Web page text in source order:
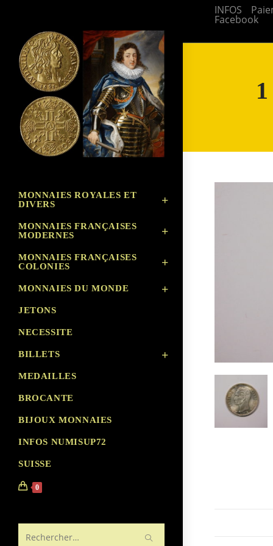
INFOS
Facebook
MONNAIES ROYALES ET
DIVERS
MONNAIES FRANÇAISES
MODERNES
MONNAIES FRANÇAISES
COLONIES
MONNAIES DU MONDE
JETONS
NECESSITE
BILLETS
MEDAILLES
BROCANTE
BIJOUX MONNAIES
INFOS NUMISUP72
SUISSE
0